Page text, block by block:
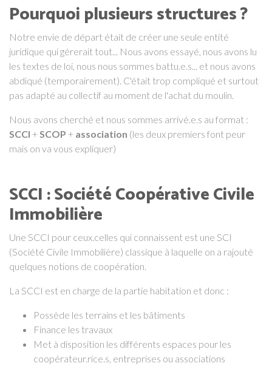
Pourquoi plusieurs structures ?
Notre envie de départ était de créer une seule entité
juridique qui gérerait tout... Nous avons essayé, nous avons lu
les textes de loi, nous nous sommes battu.e.s... et nous avons
abdiqué (temporairement). C'était trop compliqué et surtout
pas adapté au collectif au moment de l'achat du moulin.
Nous avons cherché et nous sommes arrivé.e.s au format :
SCCI + SCOP + association (les deux premiers font peur
mais on va vous expliquer)
SCCI : Société Coopérative Civile
Immobilière
Une SCCI pour ceux.celles qui connaissent est une SCI
(Société Civile Immobilière) classique à laquelle on a rajouté
quelques notions de coopération.
La SCCI est en charge de la partie habitation et donc :
Possède les terrains et les bâtiments
Finance les travaux
Met à disposition les différents espaces pour les
coopérateur.rice.s, entreprises ou associations